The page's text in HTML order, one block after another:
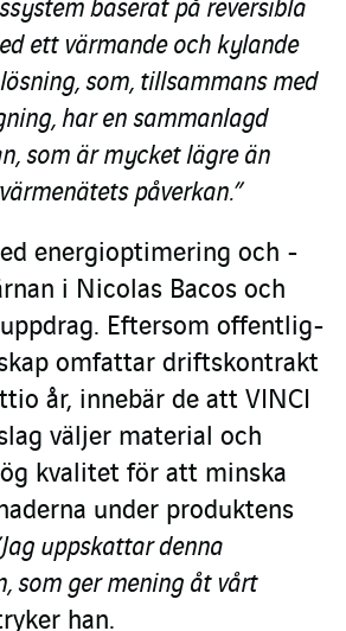
baserat på reversibla
ett värmande och kylande
som, tillsammans med
har en sammanlagd
som är mycket lägre än
påverkan.”
energioptimering och -
i Nicolas Bacos och
Eftersom offentlig-
omfattar driftskontrakt
år, innebär de att VINCI
väljer material och
kvalitet för att minska
under produktens
uppskattar denna
som ger mening åt vårt
han.